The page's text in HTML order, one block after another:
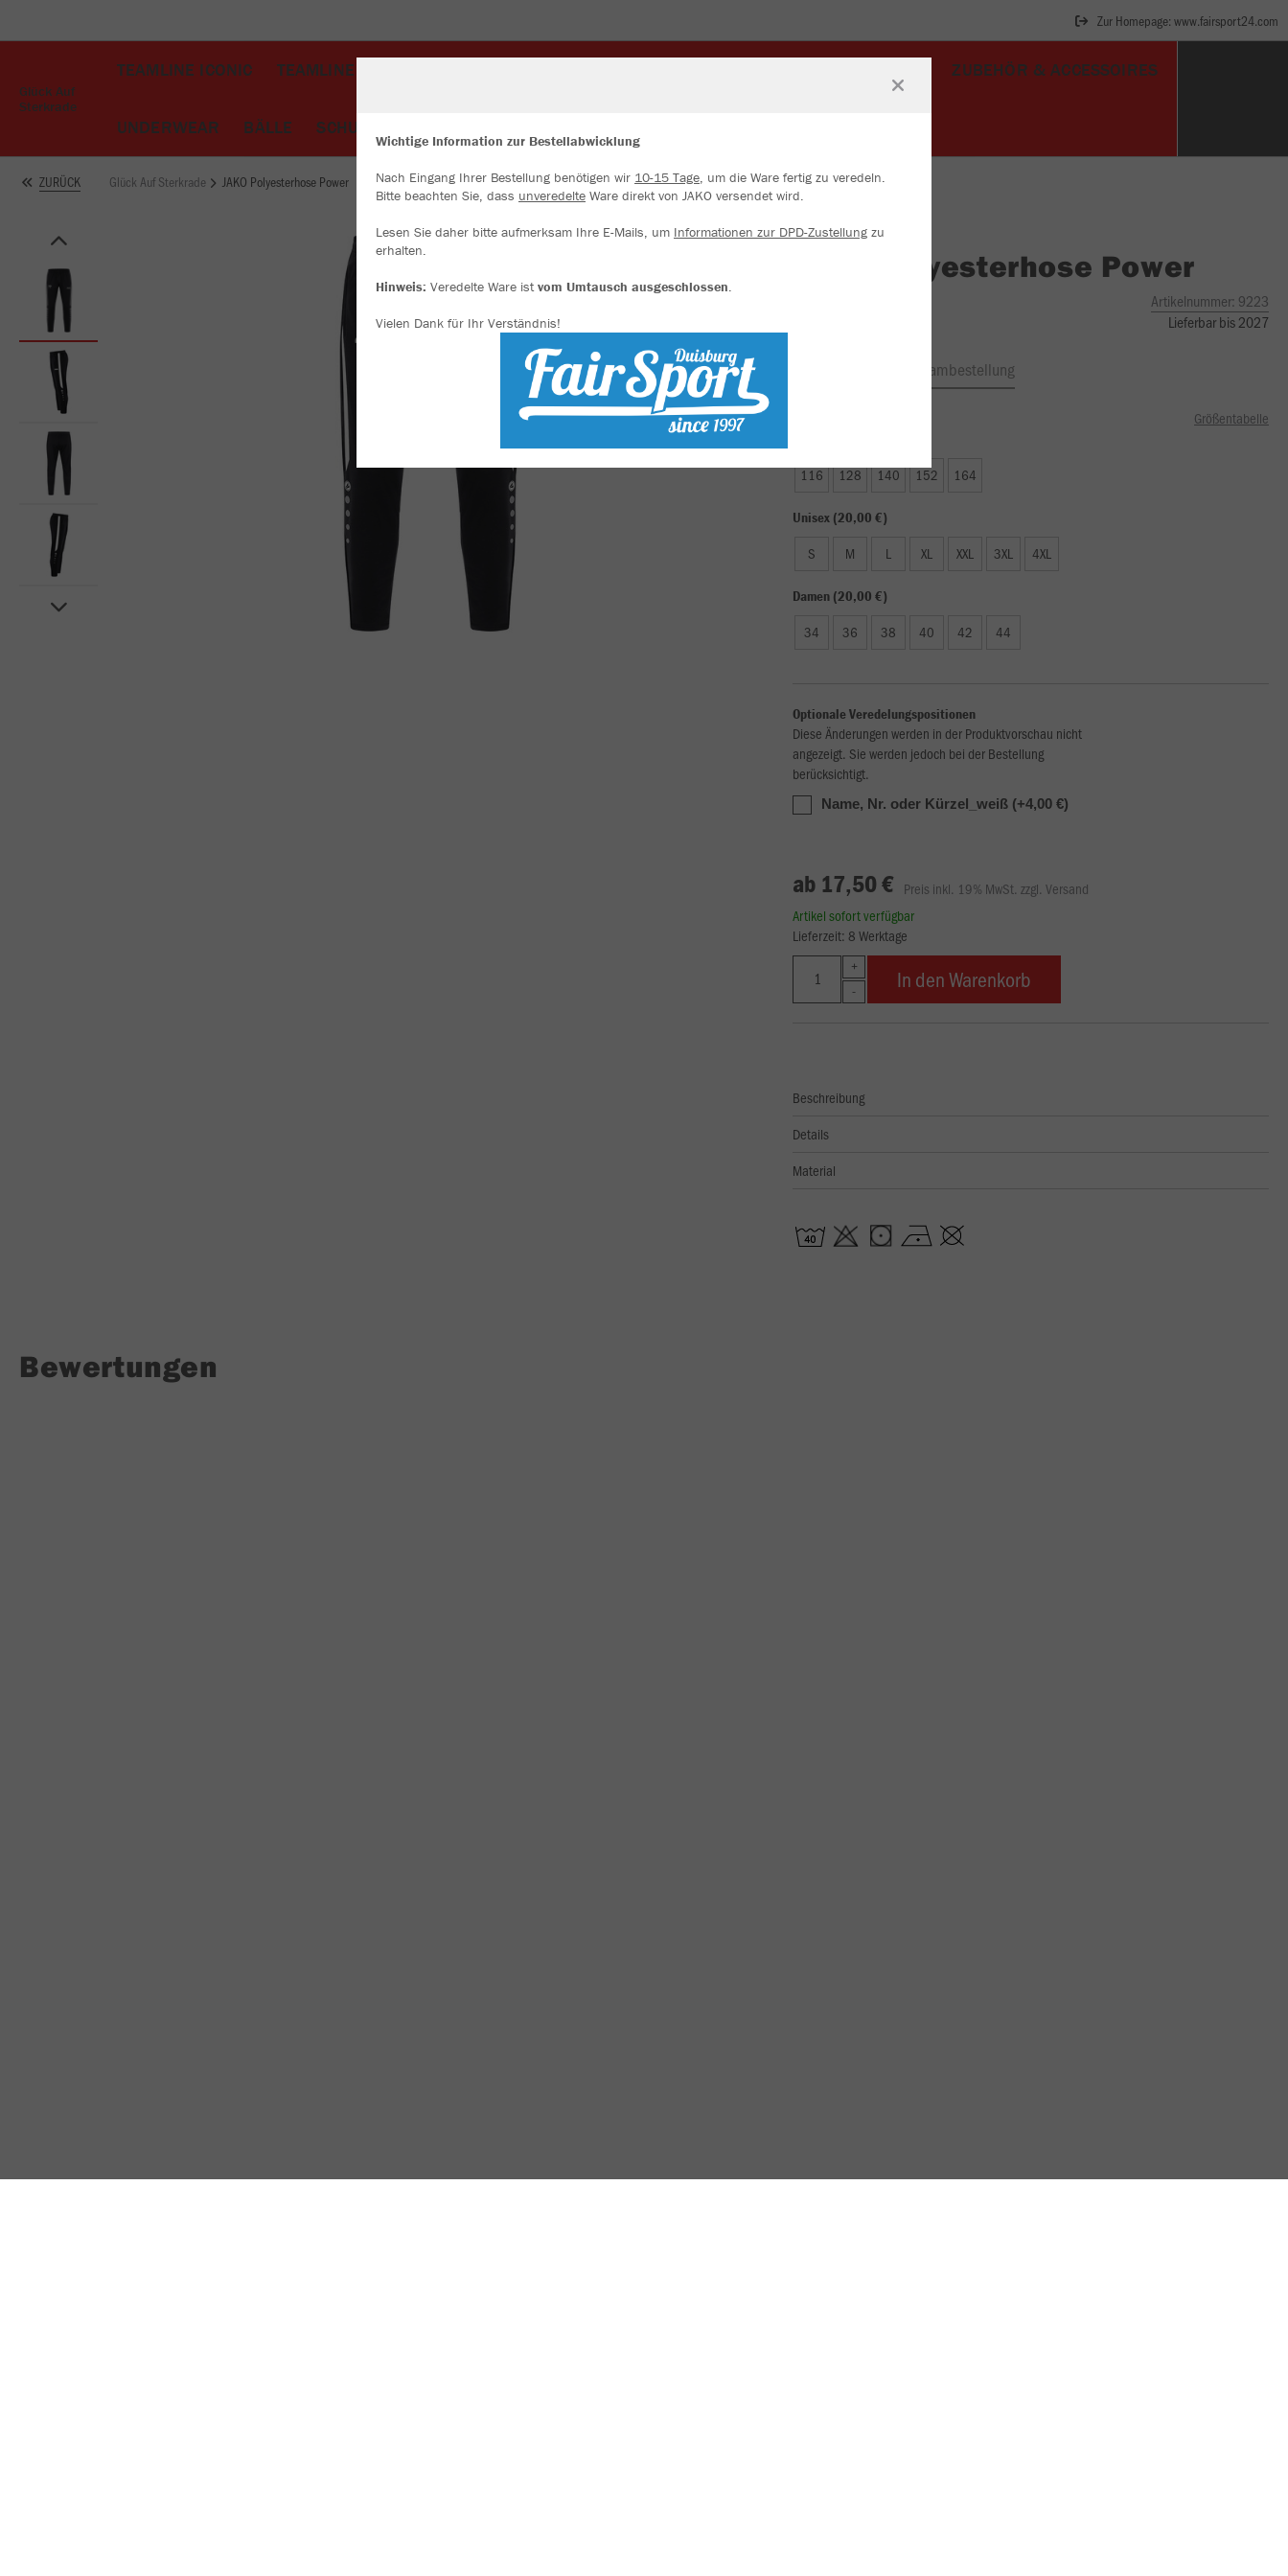
Zur Homepage: www.fairsport24.com
Glück Auf
Sterkrade
TEAMLINE ICONIC TEAMLINE CHALLENGE ZUBEHÖR & ACCESSOIRES
UNDERWEAR BÄLLE SCHUHE
ZURÜCK Glück Auf Sterkrade JAKO Polyesterhose Power
Polyesterhose Power
Artikelnummer: 9223
Lieferbar bis 2027
Teambestellung
Größentabelle
116 128 140 152 164
Unisex (20,00 €)
S M L XL XXL 3XL 4XL
Damen (20,00 €)
34 36 38 40 42 44
Optionale Veredelungspositionen
Diese Änderungen werden in der Produktvorschau nicht
angezeigt. Sie werden jedoch bei der Bestellung
berücksichtigt.
Name, Nr. oder Kürzel_weiß (+4,00 €)
ab 17,50 € Preis inkl. 19% MwSt. zzgl. Versand
Artikel sofort verfügbar
Lieferzeit: 8 Werktage
In den Warenkorb
Beschreibung
Details
Material
Bewertungen
Wichtige Information zur Bestellabwicklung
Nach Eingang Ihrer Bestellung benötigen wir 10-15 Tage, um die Ware fertig zu veredeln.
Bitte beachten Sie, dass unveredelte Ware direkt von JAKO versendet wird.
Lesen Sie daher bitte aufmerksam Ihre E-Mails, um Informationen zur DPD-Zustellung zu
erhalten.
Hinweis: Veredelte Ware istvom Umtausch ausgeschlossen.
Vielen Dank für Ihr Verständnis!
Wir verwenden Cookies
Durch die Analyse der Besucherdaten können wir dir personalisierte Inhalte
Cookies findest Du in den Einstellungen.
mehr Infos
Datenschutz Impressum